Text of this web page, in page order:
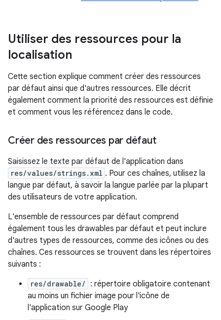
Utiliser des ressources pour la
localisation
Cette section explique comment créer des ressources
par défaut ainsi que d'autres ressources. Elle décrit
également comment la priorité des ressources est définie
et comment vous les référencez dans le code.
Créer des ressources par défaut
Saisissez le texte par défaut de l'application dans
res/values/strings.xml . Pour ces chaînes, utilisez la
langue par défaut, à savoir la langue parlée par la plupart
des utilisateurs de votre application.
L'ensemble de ressources par défaut comprend
également tous les drawables par défaut et peut inclure
d'autres types de ressources, comme des icônes ou des
chaînes. Ces ressources se trouvent dans les répertoires
suivants :
res/drawable/
: répertoire obligatoire contenant
au moins un fichier image pour l'icône de
l'application sur Google Play